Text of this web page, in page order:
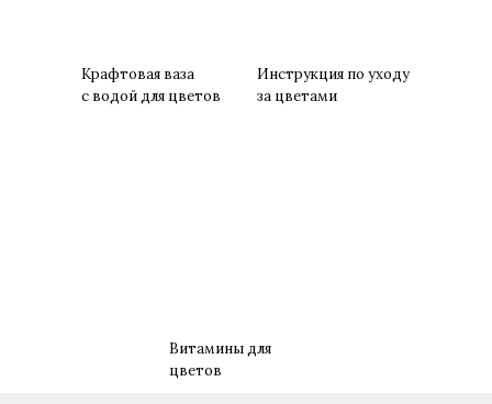
Крафтовая ваза
с водой для цветов
Инструкция по уходу
за цветами
Витамины для
цветов